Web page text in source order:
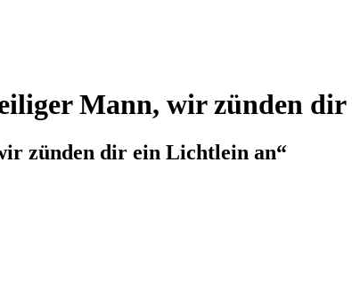
Mann, wir zünden
zünden dir ein Lichtlein an“